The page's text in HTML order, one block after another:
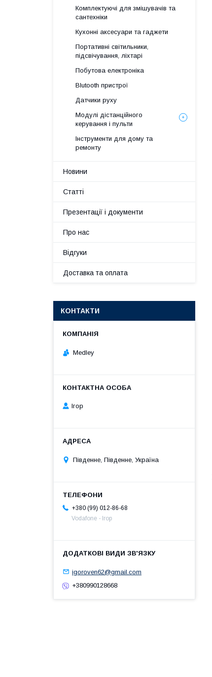
Комплектуючі для змішувачів та
сантехніки
Кухонні аксесуари та гаджети
Портативні світильники,
підсвічування, ліхтарі
Побутова електроніка
Blutooth пристрої
Датчики руху
Модулі дістанційного
керування і пульти
Інструменти для дому та
ремонту
Новини
Статті
Презентації і документи
Про нас
Відгуки
Доставка та оплата
КОНТАКТИ
Medley
Ігор
Південне, Південне, Україна
+380 (99) 012-86-68
Vodafone - Ігор
igoroven62@gmail.com
+380990128668